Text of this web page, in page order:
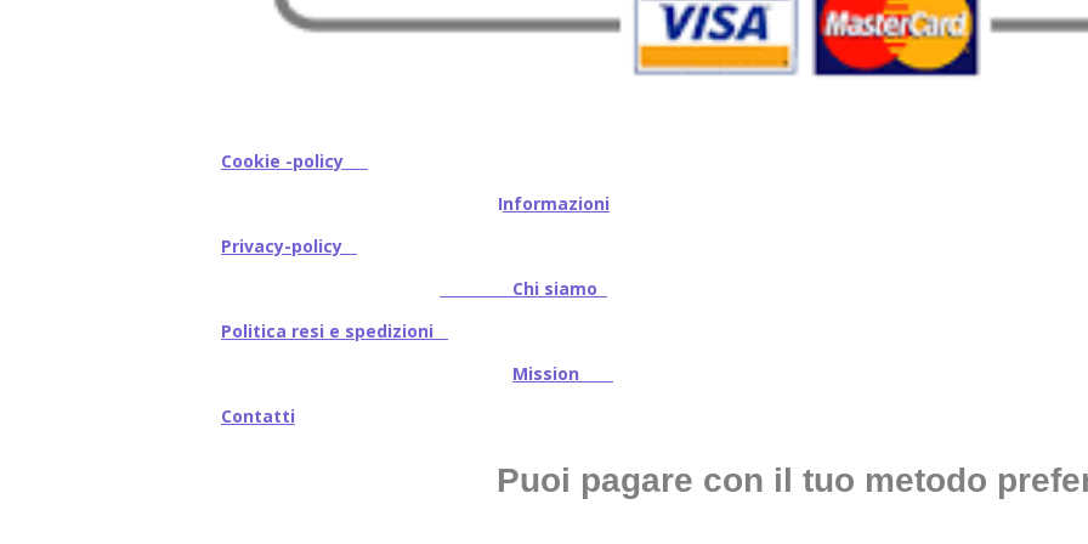
Cookie -policy
Informazioni
Privacy-policy
Chi siamo
Politica resi e spedizioni
Mission
Contatti
Puoi pagare con il tuo metodo